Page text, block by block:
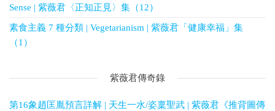
Sense | 紫薇君〈正知正見〉集（12）
素食主義 7 種分類 | Vegetarianism | 紫薇君「健康幸福」集
（1）
紫薇君傳奇錄
第16象趙匡胤預言詳解 | 天生一水/姿稟聖武 | 紫薇君《推背圖傳